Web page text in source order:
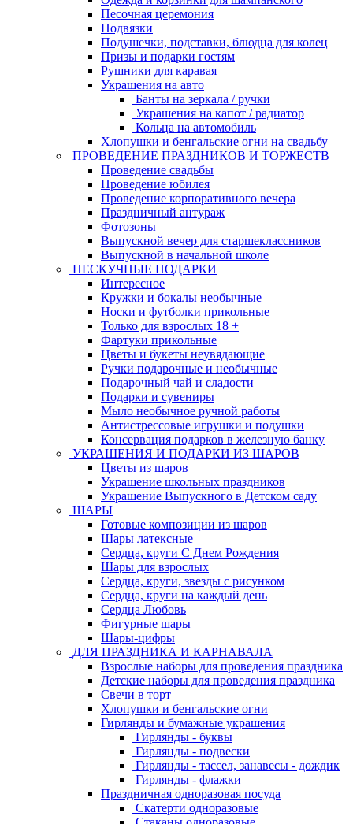
Песочная церемония
Подвязки
Подушечки, подставки, блюдца для колец
Призы и подарки гостям
Рушники для каравая
Украшения на авто
Банты на зеркала / ручки
Украшения на капот / радиатор
Кольца на автомобиль
Хлопушки и бенгальские огни на свадьбу
ПРОВЕДЕНИЕ ПРАЗДНИКОВ И ТОРЖЕСТВ
Проведение свадьбы
Проведение юбилея
Проведение корпоративного вечера
Праздничный антураж
Фотозоны
Выпускной вечер для старшеклассников
Выпускной в начальной школе
НЕСКУЧНЫЕ ПОДАРКИ
Интересное
Кружки и бокалы необычные
Носки и футболки прикольные
Только для взрослых 18 +
Фартуки прикольные
Цветы и букеты неувядающие
Ручки подарочные и необычные
Подарочный чай и сладости
Подарки и сувениры
Мыло необычное ручной работы
Антистрессовые игрушки и подушки
Консервация подарков в железную банку
УКРАШЕНИЯ И ПОДАРКИ ИЗ ШАРОВ
Цветы из шаров
Украшение школьных праздников
Украшение Выпускного в Детском саду
ШАРЫ
Готовые композиции из шаров
Шары латексные
Сердца, круги С Днем Рождения
Шары для взрослых
Сердца, круги, звезды с рисунком
Сердца, круги на каждый день
Сердца Любовь
Фигурные шары
Шары-цифры
ДЛЯ ПРАЗДНИКА И КАРНАВАЛА
Взрослые наборы для проведения праздника
Детские наборы для проведения праздника
Свечи в торт
Хлопушки и бенгальские огни
Гирлянды и бумажные украшения
Гирлянды - буквы
Гирлянды - подвески
Гирлянды - тассел, занавесы - дождик
Гирлянды - флажки
Праздничная одноразовая посуда
Скатерти одноразовые